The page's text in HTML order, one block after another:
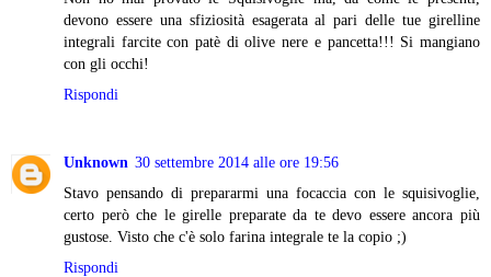
devono essere una sfiziosità esagerata al pari delle tue girelline
integrali farcite con patè di olive nere e pancetta!!! Si mangiano
con gli occhi!
Rispondi
Unknown 30 settembre 2014 alle ore 19:56
Stavo pensando di prepararmi una focaccia con le squisivoglie,
certo però che le girelle preparate da te devo essere ancora più
gustose. Visto che c'è solo farina integrale te la copio ;)
Rispondi